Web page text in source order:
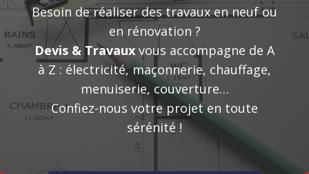
Besoin de réaliser des travaux en neuf ou
en rénovation ?
Devis & Travaux vous accompagne de A
à Z : électricité, maçonnerie, chauffage,
menuiserie, couverture…
Confiez-nous votre projet en toute
sérénité !